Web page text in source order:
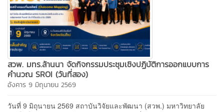
สวพ. มทร.ล้านนา จัดกิจกรรมประชุมเชิงปฏิบัติการออกแบบการ
คำนวณ SROI (วันที่สอง)
อังคาร 9 มิถุนายน 2569
วันที่ 9 มิถุนายน 2569 สถาบันวิจัยและพัฒนา (สวพ.) มหาวิทยาลัย